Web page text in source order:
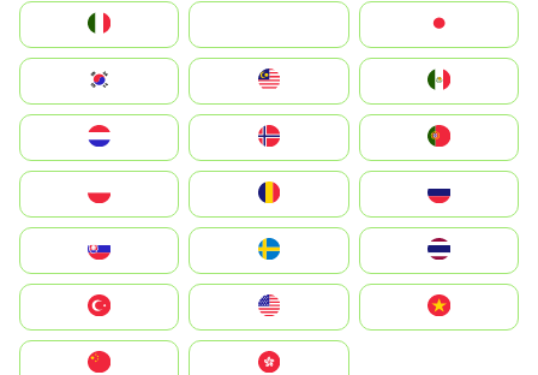
South Korea
United States
中國香港特別行政區